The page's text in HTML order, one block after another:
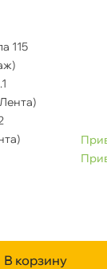
115
корзину